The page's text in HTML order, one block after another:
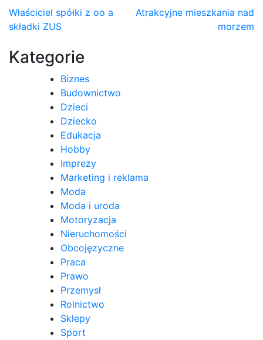
Nawigacja
wpisu
Właściciel spółki z oo a
składki ZUS
Atrakcyjne mieszkania nad
morzem
Kategorie
Biznes
Budownictwo
Dzieci
Dziecko
Edukacja
Hobby
Imprezy
Marketing i reklama
Moda
Moda i uroda
Motoryzacja
Nieruchomości
Obcojęzyczne
Praca
Prawo
Przemysł
Rolnictwo
Sklepy
Sport